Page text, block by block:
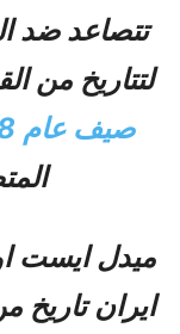
تتصاعد ضد
لتتاريخ من
صيف عام 1988
میدل ایست
ايران تاريخ